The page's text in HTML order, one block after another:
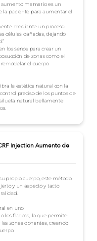
aumento mamario es un
la paciente para aumentar el
mediante un proceso
células dañadas, dejando
los senos para crear un
de zonas como el
el cuerpo
la estética natural con la
preciso de los puntos de
natural bellamente
Injection Aumento de
propio cuerpo, este método
y un aspecto y tacto
en uno
los flancos, lo que permite
zonas donantes, creando